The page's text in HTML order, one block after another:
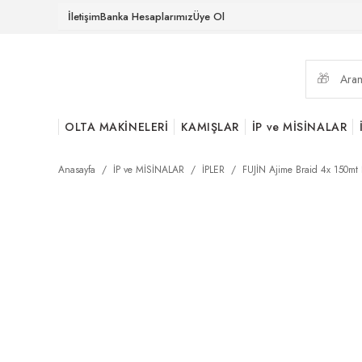
İletişimBanka HesaplarımızÜye Ol
OLTA MAKİNELERİ KAMIŞLAR İP ve MİSİNALAR
Anasayfa İP ve MİSİNALAR İPLER FUJİN Ajime Braid 4x